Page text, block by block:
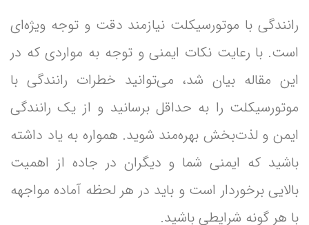
رانندگی با موتورسیکلت نیازمند دقت و توجه ویژه‌ای
است. با رعایت نکات ایمنی و توجه به مواردی که در
این مقاله بیان شد، می‌توانید خطرات رانندگی با
موتورسیکلت را به حداقل برسانید و از یک رانندگی
ایمن و لذت‌بخش بهره‌مند شوید. همواره به یاد داشته
باشید که ایمنی شما و دیگران در جاده از اهمیت
بالایی برخوردار است و باید در هر لحظه آماده مواجهه
با هر گونه شرایطی باشید.